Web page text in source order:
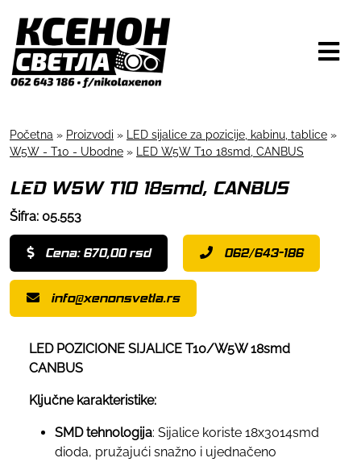
Početna » Proizvodi » LED sijalice za pozicije, kabinu, tablice »
W5W - T10 - Ubodne » LED W5W T10 18smd, CANBUS
LED W5W T10 18smd, CANBUS
Šifra: 05.553
Cena: 670,00 rsd 062/643-186
info@xenonsvetla.rs
LED POZICIONE SIJALICE T10/W5W 18smd
CANBUS
Ključne karakteristike:
SMD tehnologija: Sijalice koriste 18x3014smd
dioda, pružajući snažno i ujednačeno